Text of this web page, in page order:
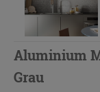
Aluminium
Grau